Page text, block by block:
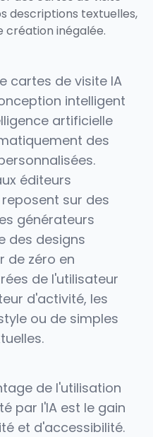
descriptions textuelles,
inégalée.
cartes de visite IA
intelligent
artificielle
des
éditeurs
sur des
générateurs
des designs
de zéro en
de l'utilisateur
d'activité, les
ou de simples
de l'utilisation
par l'IA est le gain
et d'accessibilité.